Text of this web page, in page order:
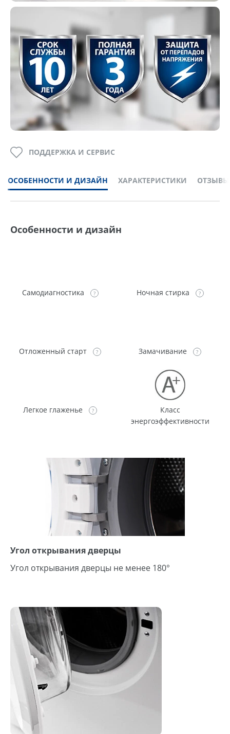
ОСОБЕННОСТИ И ДИЗАЙН ХАРАКТЕРИСТИКИ ОТЗЫВЫ
ПОДДЕРЖКА И СЕРВИС
Особенности и дизайн
Самодиагностика Ночная стирка
Отложенный старт Замачивание
Легкое глаженье
Класс
энергоэффективности
Угол открывания дверцы
Угол открывания дверцы не менее 180°